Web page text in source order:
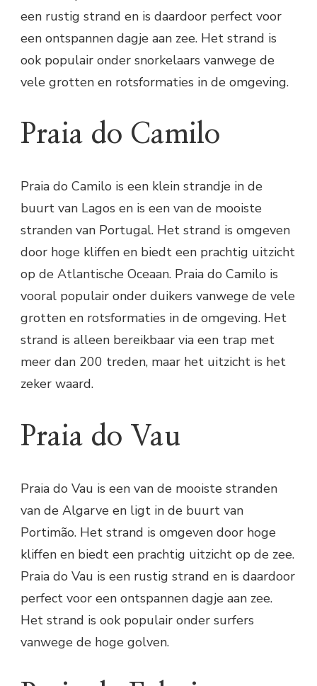
een rustig strand en is daardoor perfect voor
een ontspannen dagje aan zee. Het strand is
ook populair onder snorkelaars vanwege de
vele grotten en rotsformaties in de omgeving.
Praia do Camilo
Praia do Camilo is een klein strandje in de
buurt van Lagos en is een van de mooiste
stranden van Portugal. Het strand is omgeven
door hoge kliffen en biedt een prachtig uitzicht
op de Atlantische Oceaan. Praia do Camilo is
vooral populair onder duikers vanwege de vele
grotten en rotsformaties in de omgeving. Het
strand is alleen bereikbaar via een trap met
meer dan 200 treden, maar het uitzicht is het
zeker waard.
Praia do Vau
Praia do Vau is een van de mooiste stranden
van de Algarve en ligt in de buurt van
Portimão. Het strand is omgeven door hoge
kliffen en biedt een prachtig uitzicht op de zee.
Praia do Vau is een rustig strand en is daardoor
perfect voor een ontspannen dagje aan zee.
Het strand is ook populair onder surfers
vanwege de hoge golven.